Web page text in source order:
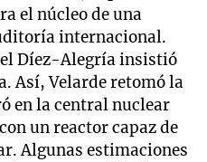
el núcleo de una
internacional.
Díez-Alegría insistió
Así, Velarde retomó la
en la central nuclear
un reactor capaz de
Algunas estimaciones